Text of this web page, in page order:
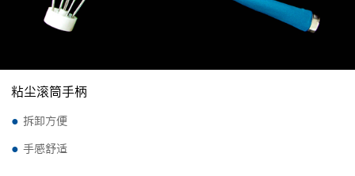
粘尘滚筒手柄
● 拆卸方便
● 手感舒适